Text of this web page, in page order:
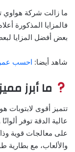
ما زالت شركة هواوي
فالمزايا المذكورة
بعض أفضل المزايا
شاهد أيضا: احسب
ما أبرز
تتميز أقوى
عالية الدقة توفر
على معالجات قوية
والألعاب، مع بطارية